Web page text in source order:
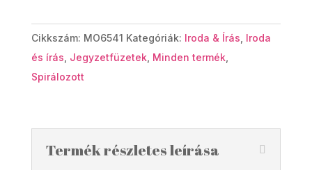
Cikkszám: MO6541 Kategóriák: Iroda & Írás Iroda
és írás Jegyzetfüzetek Minden termék
Spirálozott
Termék részletes leírása